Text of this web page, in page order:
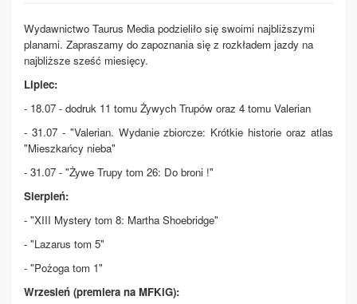
Wydawnictwo Taurus Media podzieliło się swoimi najbliższymi
planami. Zapraszamy do zapoznania się z rozkładem jazdy na
najbliższe sześć miesięcy.
Lipiec:
- 18.07 - dodruk 11 tomu Żywych Trupów oraz 4 tomu Valerian
- 31.07 - "Valerian. Wydanie zbiorcze: Krótkie historie oraz atlas
"Mieszkańcy nieba"
- 31.07 - "Żywe Trupy tom 26: Do broni !"
Sierpień:
- "XIII Mystery tom 8: Martha Shoebridge"
- "Lazarus tom 5"
- "Pożoga tom 1"
Wrzesień (premiera na MFKiG):